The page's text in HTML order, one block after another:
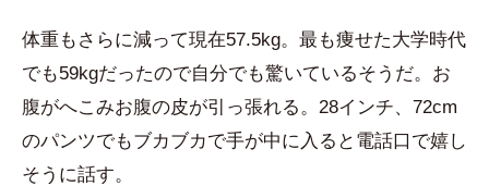
体重もさらに減って現在57.5kg。最も痩せた大学時代
でも59kgだったので自分でも驚いているそうだ。お
腹がへこみお腹の皮が引っ張れる。28インチ、72cm
のパンツでもブカブカで手が中に入ると電話口で嬉し
そうに話す。